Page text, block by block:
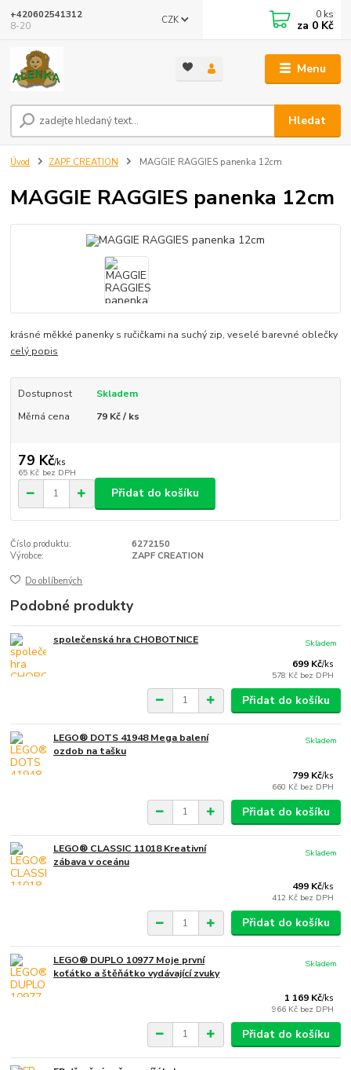
Menu
CZK
Hledat
+420602541312
8-20
0 ks
za 0 Kč
Úvod ZAPF CREATION MAGGIE RAGGIES panenka 12cm
MAGGIE RAGGIES panenka 12cm
krásné měkké panenky s ručičkami na suchý zip, veselé barevné oblečky
celý popis
Dostupnost
Skladem
Měrná cena
79 Kč / ks
79 Kč/ks
65 Kč bez DPH
Přidat do košíku
Číslo produktu:
6272150
Výrobce:
ZAPF CREATION
Do oblíbených
Podobné produkty
společenská hra CHOBOTNICE
699 Kč/ks
578 Kč bez DPH
Skladem
Přidat do košíku
LEGO® DOTS 41948 Mega balení
ozdob na tašku
799 Kč/ks
660 Kč bez DPH
Skladem
Přidat do košíku
LEGO® CLASSIC 11018 Kreativní
zábava v oceánu
499 Kč/ks
412 Kč bez DPH
Skladem
Přidat do košíku
LEGO® DUPLO 10977 Moje první
koťátko a štěňátko vydávající zvuky
1 169 Kč/ks
966 Kč bez DPH
Skladem
Přidat do košíku